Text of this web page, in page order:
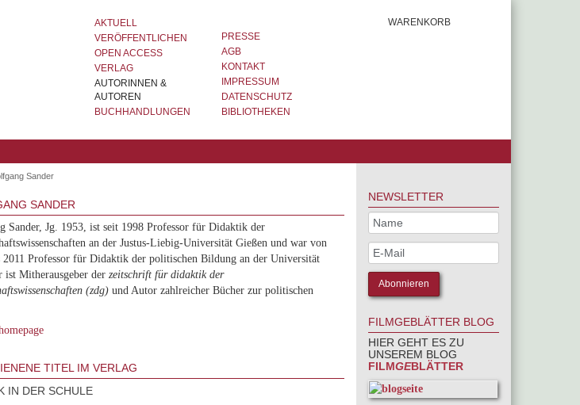
AKTUELL
VERÖFFENTLICHEN
OPEN ACCESS
VERLAG
AUTORINNEN &
AUTOREN
BUCHHANDLUNGEN
PRESSE
AGB
KONTAKT
IMPRESSUM
DATENSCHUTZ
BIBLIOTHEKEN
WARENKORB
Sander
SANDER
Sander, Jg. 1953, ist seit 1998 Professor für Didaktik der
an der Justus-Liebig-Universität Gießen und war von
2011 Professor für Didaktik der politischen Bildung an der Universität
ist Mitherausgeber derzeitschrift für didaktik der
(zdg) und Autor zahlreicher Bücher zur politischen
TITEL IM VERLAG
IN DER SCHULE
NEWSLETTER
FILMGEBLÄTTER BLOG
HIER GEHT ES ZU
UNSEREM BLOG
FILMGEBLÄTTER